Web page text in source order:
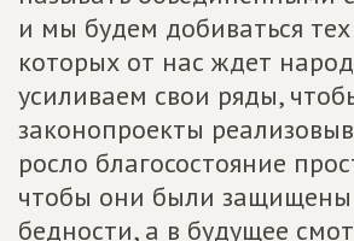
и мы будем добиваться тех
которых от нас ждет
усиливаем свои ряды,
законопроекты
росло благосостояние
чтобы они были
бедности, а в будущее